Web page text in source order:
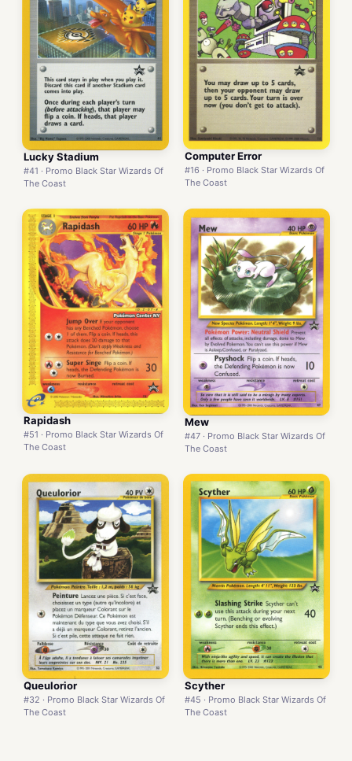
Lucky Stadium
#41 · Promo Black Star Wizards Of
The Coast
Computer Error
#16 · Promo Black Star Wizards Of
The Coast
Rapidash
#51 · Promo Black Star Wizards Of
The Coast
Mew
#47 · Promo Black Star Wizards Of
The Coast
Queulorior
#32 · Promo Black Star Wizards Of
The Coast
Scyther
#45 · Promo Black Star Wizards Of
The Coast